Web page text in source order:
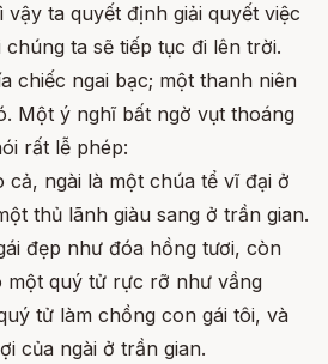
ta quyết định giải quyết việc
chúng ta sẽ tiếp tục đi lên trời.
chiếc ngai bạc; một thanh niên
Một ý nghĩ bất ngờ vụt thoáng
rất lễ phép:
ngài là một chúa tể vĩ đại ở
thủ lãnh giàu sang ở trần gian.
đẹp như đóa hồng tươi, còn
một quý tử rực rỡ như vầng
tử làm chồng con gái tôi, và
của ngài ở trần gian.